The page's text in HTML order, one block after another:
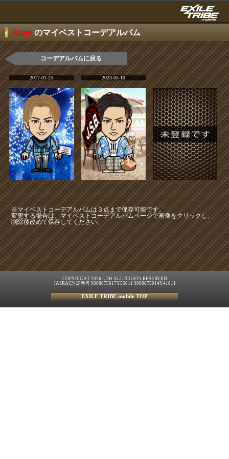
Runn のマイベストコーデアルバム
コーデアルバムに戻る
2017-01-25 2023-05-10
※マイベストコーデアルバムは３点まで保存可能です。
変更する場合は、マイベストコーデアルバムページで画像をクリックし、
削除後改めて保存してください。
COPYRIGHT 2026 LDH ALL RIGHTS RESERVED
JASRAC許諾番号 9008675017Y55011 9008675014Y41011
EXILE TRIBE mobile TOP